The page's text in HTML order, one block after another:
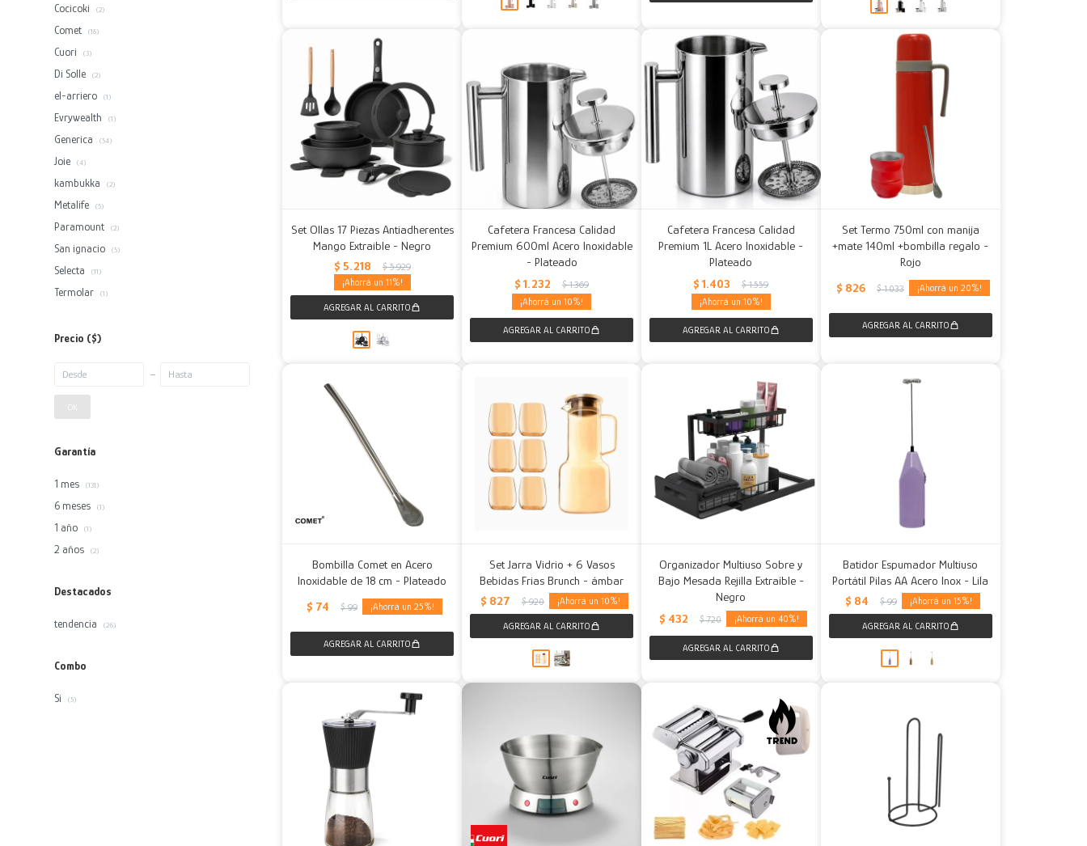
Set Ollas 17 Piezas Antiadherentes
Mango Extraible - Negro
$ 5.218 $ 5.929
11
Cafetera Francesa Calidad
Premium 600ml Acero Inoxidable
- Plateado
$ 1.232 $ 1.369
10
Cafetera Francesa Calidad
Premium 1L Acero Inoxidable -
Plateado
$ 1.403 $ 1.559
10
Set Termo 750ml con manija
+mate 140ml +bombilla regalo -
Rojo
$ 826 $ 1.033 20
Bombilla Comet en Acero
Inoxidable de 18 cm - Plateado
$ 74 $ 99 25
Set Jarra Vidrio + 6 Vasos
Bebidas Frias Brunch - ámbar
$ 827 $ 920 10
Organizador Multiuso Sobre y
Bajo Mesada Rejilla Extraíble -
Negro
$ 432 $ 720 40
Batidor Espumador Multiuso
Portátil Pilas AA Acero Inox - Lila
$ 84 $ 99 15
Cocicoki (2)
Comet (18)
Cuori (3)
Di Solle (2)
el-arriero (1)
Evrywealth (1)
Generica (54)
Joie (4)
kambukka (2)
Metalife (5)
Paramount (2)
San ignacio (5)
Selecta (11)
Termolar (1)
Precio ($)
Garantía
1 mes (131)
6 meses (1)
1 año (1)
2 años (2)
Destacados
tendencia (26)
Combo
Si (5)